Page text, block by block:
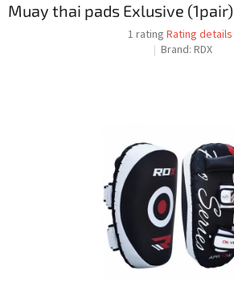
Muay thai pads Exlusive (1pair)
The
average
of
5
stars.
1 rating Rating details
Brand:RDX